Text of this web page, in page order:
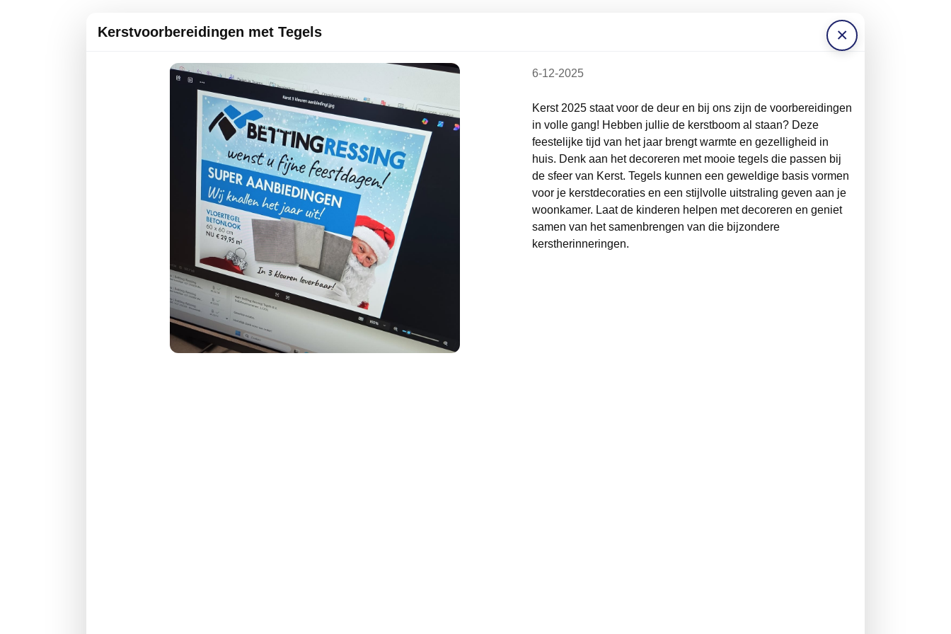
×
Kerstvoorbereidingen met Tegels
6-12-2025
Kerst 2025 staat voor de deur en bij ons zijn de voorbereidingen
in volle gang! Hebben jullie de kerstboom al staan? Deze
feestelijke tijd van het jaar brengt warmte en gezelligheid in
huis. Denk aan het decoreren met mooie tegels die passen bij
de sfeer van Kerst. Tegels kunnen een geweldige basis vormen
voor je kerstdecoraties en een stijlvolle uitstraling geven aan je
woonkamer. Laat de kinderen helpen met decoreren en geniet
samen van het samenbrengen van die bijzondere
kerstherinneringen.